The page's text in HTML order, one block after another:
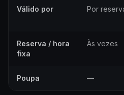
Válido por Por
Reserva / hora
fixa
Às vezes
Poupa —